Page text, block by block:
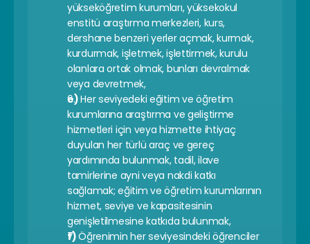
yükseköğretim kurumları, yüksekokul
enstitü araştırma merkezleri, kurs,
dershane benzeri yerler açmak, kurmak,
kurdurmak, işletmek, işlettirmek, kurulu
olanlara ortak olmak, bunları devralmak
veya devretmek,
e) Her seviyedeki eğitim ve öğretim
kurumlarına araştırma ve geliştirme
hizmetleri için veya hizmette ihtiyaç
duyulan her türlü araç ve gereç
yardımında bulunmak, tadil, ilave
tamirlerine ayni veya nakdi katkı
sağlamak; eğitim ve öğretim kurumlarının
hizmet, seviye ve kapasitesinin
genişletilmesine katkıda bulunmak,
f) Öğrenimin her seviyesindeki öğrenciler